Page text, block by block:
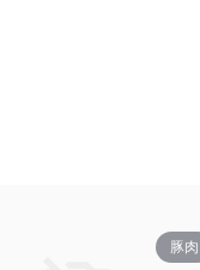
豚肉